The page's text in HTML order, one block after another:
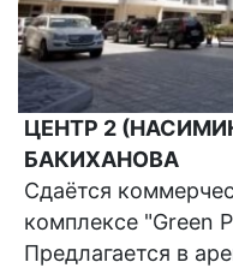
ЦЕНТР 2
БАКИХАНОВА
Сдаётся
комплексе "Green
Предлагается в